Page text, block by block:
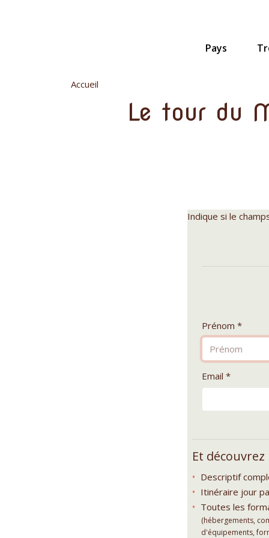
Pays
Accueil
Le tour du
Indique si le
Prénom *
Email *
Et découvrez
Descriptif
Itinéraire jour
Toutes les
(hébergements,
d'équipements,